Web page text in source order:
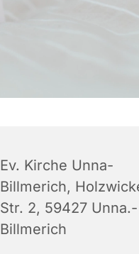
Ev. Kirche Unna-
Billmerich,
Str. 2, 59427 Unna.-
Billmerich